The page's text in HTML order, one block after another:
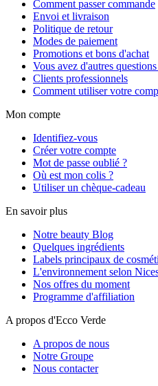
Comment passer commande
Envoi et livraison
Politique de retour
Modes de paiement
Promotions et bons d'achat
Vous avez d'autres
Clients professionnels
Comment utiliser votre
Mon compte
Identifiez-vous
Créer votre compte
Mot de passe oublié ?
Où est mon colis ?
Utiliser un chèque-cadeau
En savoir plus
Notre beauty Blog
Quelques ingrédients
Labels principaux de
L'environnement selon
Nos offres du moment
Programme d'affiliation
A propos d'Ecco Verde
A propos de nous
Notre Groupe
Nous contacter